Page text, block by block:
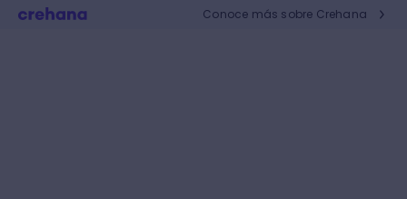
Conoce más sobre Crehana